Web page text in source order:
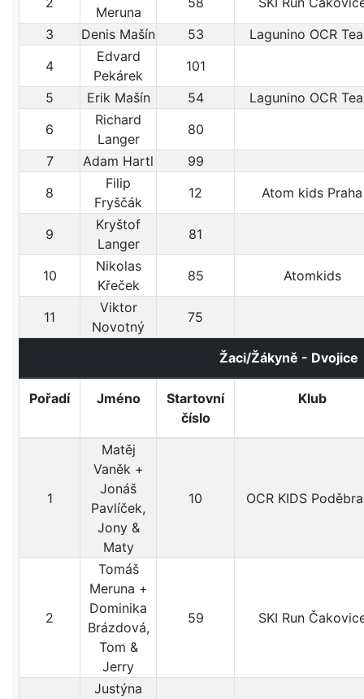
Meruna
3
Denis Mašín 53
Lagunino OCR
4
Edvard
Pekárek
101
5
Erik Mašín 54
Lagunino OCR
6
Richard
Langer
80
7
Adam Hartl
99
8
Filip
Fryščák
12 Atom kids Praha
9
Kryštof
Langer
81
10
Nikolas
Křeček
85 Atomkids
11
Viktor
Novotný
75
Žaci/Žákyně - Dvojice
Pořadí Jméno
Startovní
číslo
Klub
1
Matěj
Vaněk +
Jonáš
Pavlíček,
Jony &
Maty
10 OCR KIDS
2
Tomáš
Meruna +
Dominika
Brázdová,
Tom &
Jerry
59 SKI Run
Justýna